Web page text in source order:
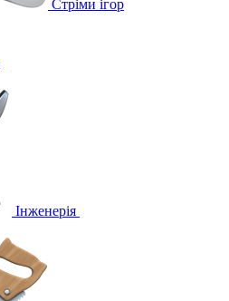
Стріми ігор
Інженерія